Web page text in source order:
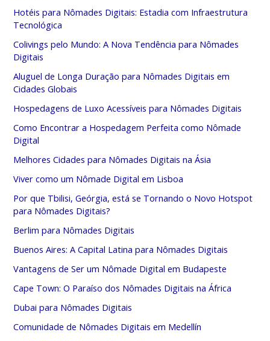
Hotéis para Nômades Digitais: Estadia com Infraestrutura
Tecnológica
Colivings pelo Mundo: A Nova Tendência para Nômades
Digitais
Aluguel de Longa Duração para Nômades Digitais em
Cidades Globais
Hospedagens de Luxo Acessíveis para Nômades Digitais
Como Encontrar a Hospedagem Perfeita como Nômade
Digital
Melhores Cidades para Nômades Digitais na Ásia
Viver como um Nômade Digital em Lisboa
Por que Tbilisi, Geórgia, está se Tornando o Novo Hotspot
para Nômades Digitais?
Berlim para Nômades Digitais
Buenos Aires: A Capital Latina para Nômades Digitais
Vantagens de Ser um Nômade Digital em Budapeste
Cape Town: O Paraíso dos Nômades Digitais na África
Dubai para Nômades Digitais
Comunidade de Nômades Digitais em Medellín